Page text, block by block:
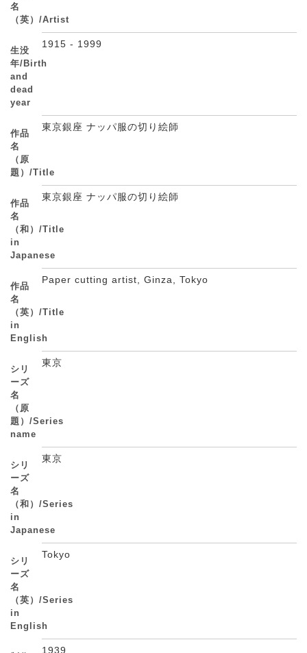
名
（英）/Artist
生没
年/Birth
and
dead
year
1915 - 1999
作品
名
（原
題）/Title
東京銀座 ナッパ服の切り絵師
作品
名
（和）/Title
in
Japanese
東京銀座 ナッパ服の切り絵師
作品
名
（英）/Title
in
English
Paper cutting artist, Ginza, Tokyo
シリ
ーズ
名
（原
題）/Series
name
東京
シリ
ーズ
名
（和）/Series
in
Japanese
東京
シリ
ーズ
名
（英）/Series
in
English
Tokyo
1939